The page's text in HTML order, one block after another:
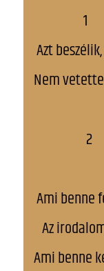
1
Azt
Nem
2
Ami benne
Az
Ami benne